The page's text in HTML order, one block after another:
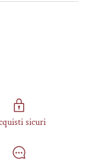
sicuri